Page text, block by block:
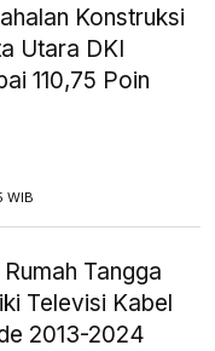
Konstruksi
Utara DKI
110,75 Poin
WIB
Tangga
Televisi Kabel
2013-2024